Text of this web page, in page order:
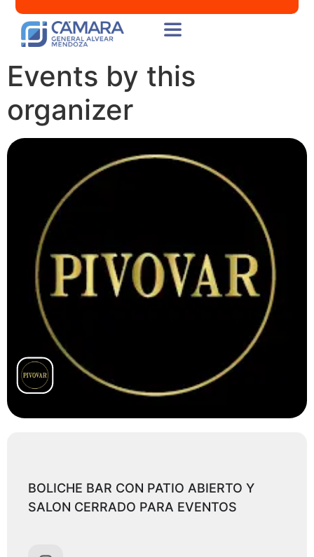
Events by this
organizer
BOLICHE BAR CON PATIO ABIERTO Y
SALON CERRADO PARA EVENTOS